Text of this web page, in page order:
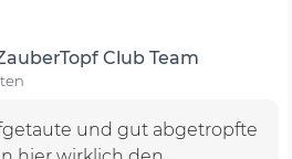
Club Team
und gut abgetropfte